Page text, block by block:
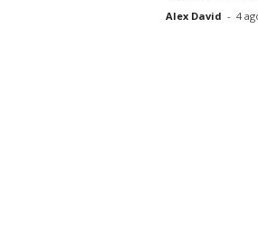
Alex David - 4